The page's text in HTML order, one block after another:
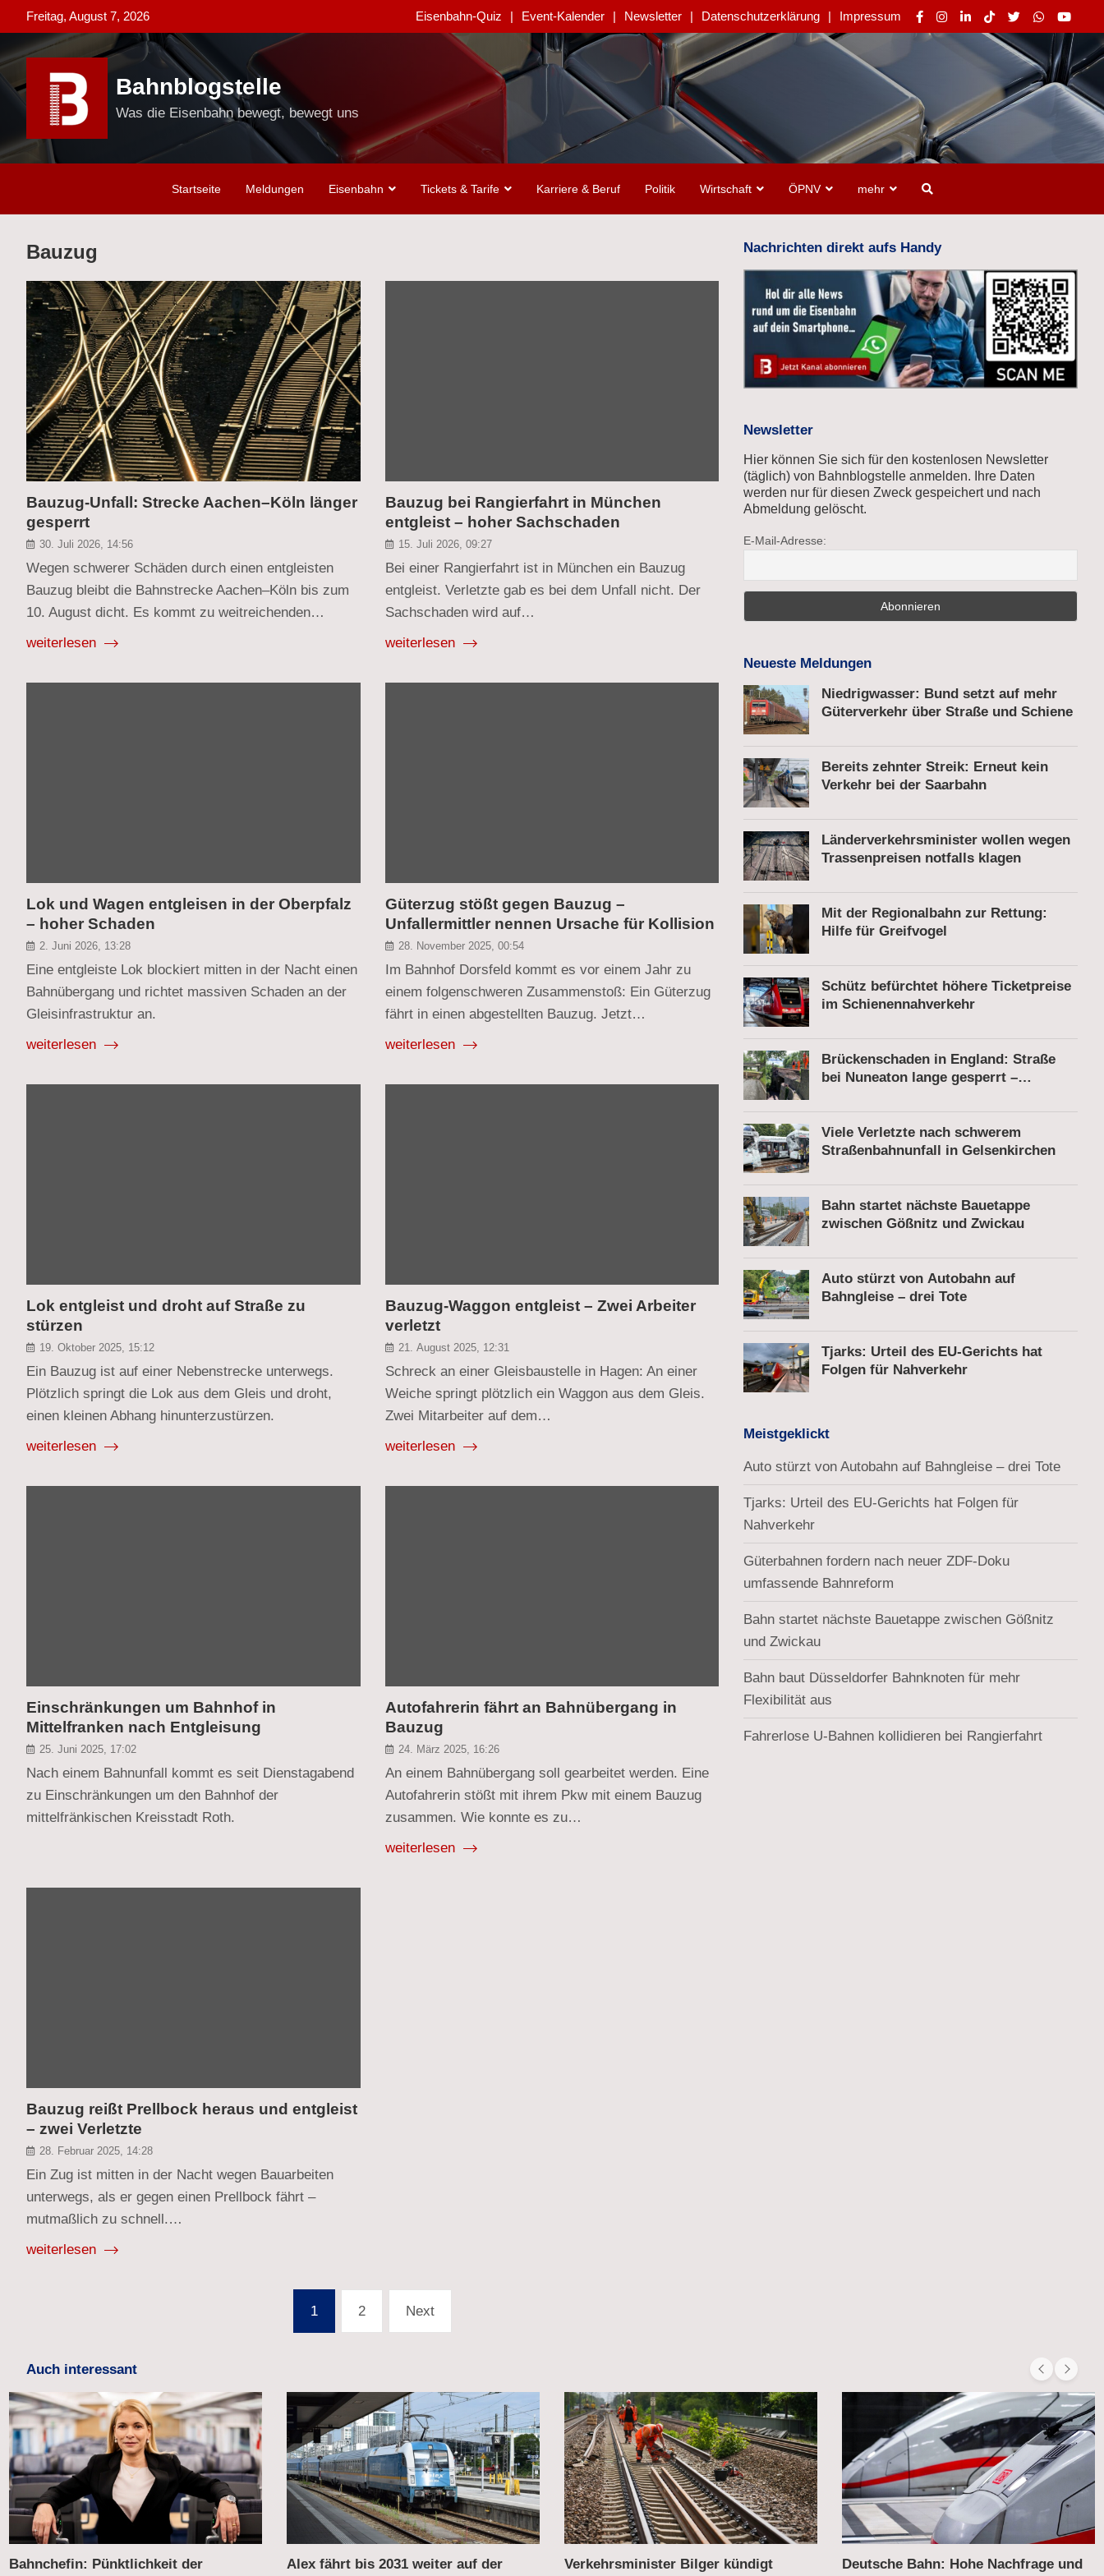
to
content
Freitag, August 7, 2026 Eisenbahn-Quiz Event-Kalender Newsletter Datenschutzerklärung Impressum
Bahnblogstelle
Was die Eisenbahn bewegt, bewegt uns
Startseite Meldungen Eisenbahn Tickets & Tarife Karriere & Beruf Politik Wirtschaft ÖPNV mehr
Bauzug
Bauzug-Unfall: Strecke Aachen–Köln länger
gesperrt
30. Juli 2026, 14:56
Wegen schwerer Schäden durch einen entgleisten
Bauzug bleibt die Bahnstrecke Aachen–Köln bis zum
10. August dicht. Es kommt zu weitreichenden…
weiterlesen
Bauzug bei Rangierfahrt in München
entgleist – hoher Sachschaden
15. Juli 2026, 09:27
Bei einer Rangierfahrt ist in München ein Bauzug
entgleist. Verletzte gab es bei dem Unfall nicht. Der
Sachschaden wird auf…
weiterlesen
Lok und Wagen entgleisen in der Oberpfalz
– hoher Schaden
2. Juni 2026, 13:28
Eine entgleiste Lok blockiert mitten in der Nacht einen
Bahnübergang und richtet massiven Schaden an der
Gleisinfrastruktur an.
weiterlesen
Güterzug stößt gegen Bauzug –
Unfallermittler nennen Ursache für Kollision
28. November 2025, 00:54
Im Bahnhof Dorsfeld kommt es vor einem Jahr zu
einem folgenschweren Zusammenstoß: Ein Güterzug
fährt in einen abgestellten Bauzug. Jetzt…
weiterlesen
Lok entgleist und droht auf Straße zu
stürzen
19. Oktober 2025, 15:12
Ein Bauzug ist auf einer Nebenstrecke unterwegs.
Plötzlich springt die Lok aus dem Gleis und droht,
einen kleinen Abhang hinunterzustürzen.
weiterlesen
Bauzug-Waggon entgleist – Zwei Arbeiter
verletzt
21. August 2025, 12:31
Schreck an einer Gleisbaustelle in Hagen: An einer
Weiche springt plötzlich ein Waggon aus dem Gleis.
Zwei Mitarbeiter auf dem…
weiterlesen
Einschränkungen um Bahnhof in
Mittelfranken nach Entgleisung
25. Juni 2025, 17:02
Nach einem Bahnunfall kommt es seit Dienstagabend
zu Einschränkungen um den Bahnhof der
mittelfränkischen Kreisstadt Roth.
Autofahrerin fährt an Bahnübergang in
Bauzug
24. März 2025, 16:26
An einem Bahnübergang soll gearbeitet werden. Eine
Autofahrerin stößt mit ihrem Pkw mit einem Bauzug
zusammen. Wie konnte es zu…
weiterlesen
Bauzug reißt Prellbock heraus und entgleist
– zwei Verletzte
28. Februar 2025, 14:28
Ein Zug ist mitten in der Nacht wegen Bauarbeiten
unterwegs, als er gegen einen Prellbock fährt –
mutmaßlich zu schnell.…
weiterlesen
Beiträge
1 2 Next
Nachrichten direkt aufs Handy
Newsletter
Hier können Sie sich für den kostenlosen Newsletter
(täglich) von Bahnblogstelle anmelden. Ihre Daten
werden nur für diesen Zweck gespeichert und nach
Abmeldung gelöscht.
E-Mail-Adresse:
Neueste Meldungen
Niedrigwasser: Bund setzt auf mehr
Güterverkehr über Straße und Schiene
Bereits zehnter Streik: Erneut kein
Verkehr bei der Saarbahn
Länderverkehrsminister wollen wegen
Trassenpreisen notfalls klagen
Mit der Regionalbahn zur Rettung:
Hilfe für Greifvogel
Schütz befürchtet höhere Ticketpreise
im Schienennahverkehr
Brückenschaden in England: Straße
bei Nuneaton lange gesperrt –
Viele Verletzte nach schwerem
Straßenbahnunfall in Gelsenkirchen
Bahn startet nächste Bauetappe
zwischen Gößnitz und Zwickau
Auto stürzt von Autobahn auf
Bahngleise – drei Tote
Tjarks: Urteil des EU-Gerichts hat
Folgen für Nahverkehr
Meistgeklickt
Auto stürzt von Autobahn auf Bahngleise – drei Tote
Tjarks: Urteil des EU-Gerichts hat Folgen für
Nahverkehr
Güterbahnen fordern nach neuer ZDF-Doku
umfassende Bahnreform
Bahn startet nächste Bauetappe zwischen Gößnitz
und Zwickau
Bahn baut Düsseldorfer Bahnknoten für mehr
Flexibilität aus
Fahrerlose U-Bahnen kollidieren bei Rangierfahrt
Auch interessant
Alex fährt bis 2031 weiter auf der
Verkehrsminister Bilger kündigt
Deutsche Bahn: Hohe Nachfrage und
Wettbewerb auf der Schiene –